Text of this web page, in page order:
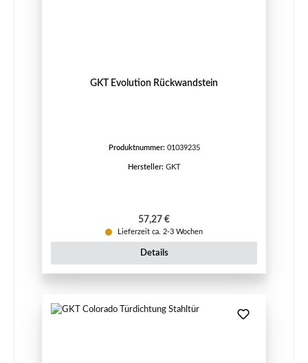
GKT Evolution Rückwandstein
Produktnummer: 01039235
Hersteller: GKT
Regulärer Preis:
57,27 €
Lieferzeit ca. 2-3 Wochen
Details